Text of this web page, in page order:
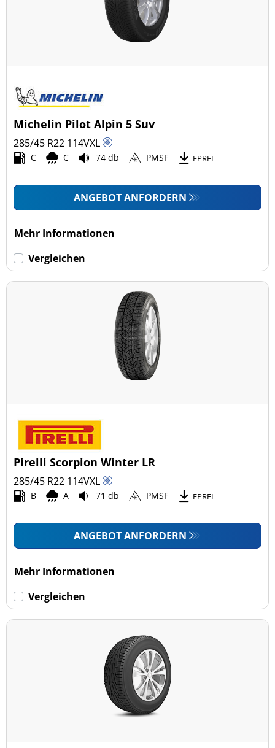
Michelin Pilot Alpin 5 Suv
285/45 R22 114VXL
C C 74 db PMSF EPREL
ANGEBOT ANFORDERN
Mehr Informationen
Vergleichen
Pirelli Scorpion Winter LR
285/45 R22 114VXL
B A 71 db PMSF EPREL
ANGEBOT ANFORDERN
Mehr Informationen
Vergleichen